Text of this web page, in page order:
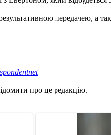
передачею, а
про це редакцію.